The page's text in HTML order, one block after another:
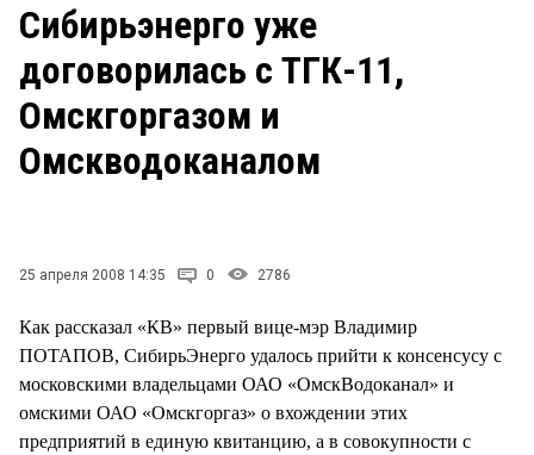
ЗАКОН
НОВОСТИ КОМПАНИЙ
Рейтинги
Блоги
Сибирьэнерго уже
договорилась с ТГК-11,
Омскгоргазом и
Омскводоканалом
25 апреля 2008 14:35 0 2786
Как рассказал «КВ» первый вице-мэр Владимир
ПОТАПОВ, СибирьЭнерго удалось прийти к консенсусу с
московскими владельцами ОАО «ОмскВодоканал» и
омскими ОАО «Омскгоргаз» о вхождении этих
предприятий в единую квитанцию, а в совокупности с